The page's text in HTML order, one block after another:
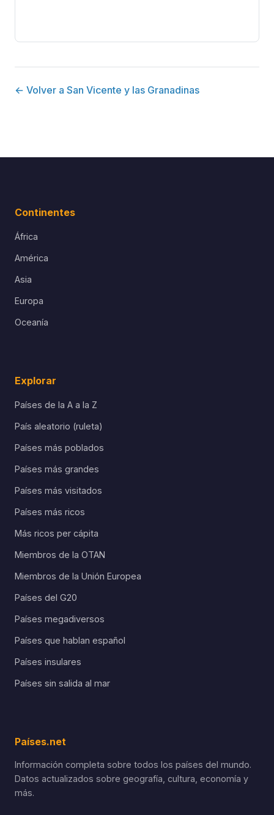
← Volver a San Vicente y las Granadinas
Continentes
África
América
Asia
Europa
Oceanía
Explorar
Países de la A a la Z
País aleatorio (ruleta)
Países más poblados
Países más grandes
Países más visitados
Países más ricos
Más ricos per cápita
Miembros de la OTAN
Miembros de la Unión Europea
Países del G20
Países megadiversos
Países que hablan español
Países insulares
Países sin salida al mar
Países.net
Información completa sobre todos los países del mundo.
Datos actualizados sobre geografía, cultura, economía y
más.